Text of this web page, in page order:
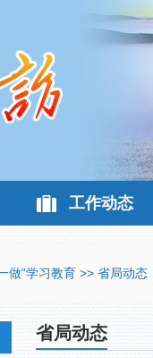
工作动态
做”学习教育 >> 省局动态
省局动态